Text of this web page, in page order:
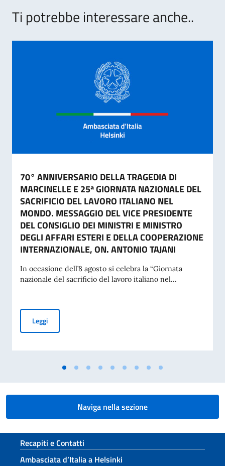
Ti potrebbe interessare anche..
70° ANNIVERSARIO DELLA TRAGEDIA DI
MARCINELLE E 25ª GIORNATA NAZIONALE DEL
SACRIFICIO DEL LAVORO ITALIANO NEL
MONDO. MESSAGGIO DEL VICE PRESIDENTE
DEL CONSIGLIO DEI MINISTRI E MINISTRO
DEGLI AFFARI ESTERI E DELLA COOPERAZIONE
INTERNAZIONALE, ON. ANTONIO TAJANI
In occasione dell’8 agosto si celebra la “Giornata
nazionale del sacrificio del lavoro italiano nel...
Leggi70° ANNIVERSARIO DELLA TRAGEDIA DI MARCINELLE E
Naviga nella sezione
Sezione footer
Recapiti e Contatti
Ambasciata d’Italia a Helsinki